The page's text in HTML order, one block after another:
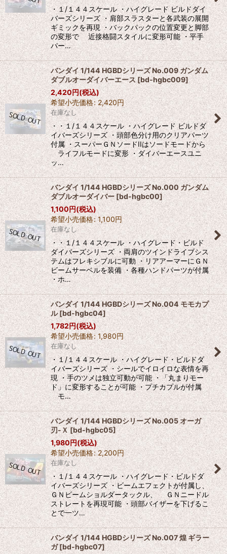
・１/１４４スケール ・ハイグレード ビルドダイ
バーズシリーズ ・肩部スラスターと各武装の展開
ギミックを再現 ・バックパックの位置変更と脚部
の変形で 近接格闘スタイルに変形可能 ・平手
パー…
バンダイ 1/144 HGBDシリーズ No.009 ガンダム
ダブルオーダイバーエース[bd-hgbc009]
2,420円(税込)
希望小売価格: 2,420円
在庫なし
・・１/１４４スケール ・ハイグレード ビルドダ
イバーズシリーズ ・頭部色分け用のクリアパーツ
付属 ・スーパーＧＮソードIIはソードモードから
ライフルモードに変形 ・ダイバーエースユニ
ッ…
バンダイ 1/144 HGBDシリーズ No.000 ガンダム
ダブルオーダイバー[bd-hgbc00]
1,100円(税込)
希望小売価格: 1,100円
在庫なし
・・１/１４４スケール ・ハイグレード・ビルド
ダイバーズシリーズ ・両肩のツインドライブシス
テムはフレキシブルに可動 ・リアアーマーにＧＮ
ビームサーベルを装備 ・各種ハンドパーツが付属
・ホ…
バンダイ 1/144 HGBDシリーズ No.004 モモカプ
ル [bd-hgbc04]
1,782円(税込)
希望小売価格: 1,980円
在庫なし
・１/１４４スケール ・ハイグレード・ビルドダ
イバーズシリーズ ・シールでイロイロな表情を再
現 ・手のツメは独立可動が可能 ・「丸まりモー
ド」に変形することが可能 ・プチカプルが付属
モ…
バンダイ 1/144 HGBDシリーズ No.005 オーガ
刃-Ｘ [bd-hgbc05]
1,980円(税込)
希望小売価格: 2,200円
在庫なし
・１/１４４スケール ・ハイグレード・ビルドダ
イバーズシリーズ ・ビームエフェクトが付属し、
ＧＮビームショルダータックル、 ＧＮニードル
ストレートを再現可能 ・頭部バイザーを下げるこ
とで一ツ…
バンダイ 1/144 HGBDシリーズ No.007 煌 ギラー
ガ[bd-hgbc07]